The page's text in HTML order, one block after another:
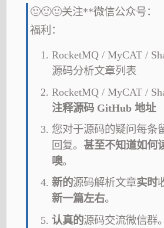
🙂🙂🙂关注**微信公众号：
福利：
RocketMQ / MyCAT /
源码分析文章列表
RocketMQ / MyCAT /
注释源码 GitHub 地址
您对于源码的疑问每条
回复。 甚至不知道如何
噢。
新的源码解析文章实时
新一篇左右。
认真的源码交流微信群。